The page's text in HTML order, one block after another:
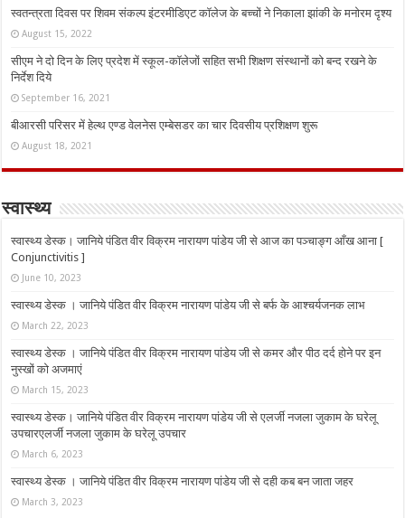
स्वतन्त्रता दिवस पर शिवम संकल्प इंटरमीडिएट कॉलेज के बच्चों ने निकाला झांकी के मनोरम दृश्य
August 15, 2022
सीएम ने दो दिन के लिए प्रदेश में स्कूल-कॉलेजों सहित सभी शिक्षण संस्थानों को बन्द रखने के
निर्देश दिये
September 16, 2021
बीआरसी परिसर में हेल्थ एण्ड वेलनेस एम्बेसडर का चार दिवसीय प्रशिक्षण शुरू
August 18, 2021
स्वास्थ्य
स्वास्थ्य डेस्क। जानिये पंडित वीर विक्रम नारायण पांडेय जी से आज का पञ्चाङ्ग आँख आना [
Conjunctivitis ]
June 10, 2023
स्वास्थ्य डेस्क । जानिये पंडित वीर विक्रम नारायण पांडेय जी से बर्फ के आश्चर्यजनक लाभ
March 22, 2023
स्वास्थ्य डेस्क । जानिये पंडित वीर विक्रम नारायण पांडेय जी से कमर और पीठ दर्द होने पर इन
नुस्‍खों को अजमाएं
March 15, 2023
स्वास्थ्य डेस्क। जानिये पंडित वीर विक्रम नारायण पांडेय जी से एलर्जी नजला जुकाम के घरेलू
उपचारएलर्जी नजला जुकाम के घरेलू उपचार
March 6, 2023
स्वास्थ्य डेस्क । जानिये पंडित वीर विक्रम नारायण पांडेय जी से दही कब बन जाता जहर
March 3, 2023